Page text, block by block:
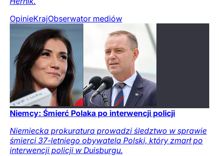
OpinieKrajObserwator mediów
Niemcy: Śmierć Polaka po interwencji policji
Niemiecka prokuratura prowadzi śledztwo w sprawie
śmierci 37-letniego obywatela Polski, który zmarł po
interwencji policji w Duisburgu.